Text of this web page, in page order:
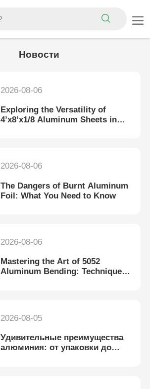
Новости
2026-08-06
Exploring the Versatility of
4’x8’x1/8 Aluminum Sheets in
2026-08-06
The Dangers of Burnt Aluminum
Foil: What You Need to Know
2026-08-06
Mastering the Art of 5052
Aluminum Bending: Techniques
2026-08-05
Удивительные преимущества
алюминия: от упаковки до